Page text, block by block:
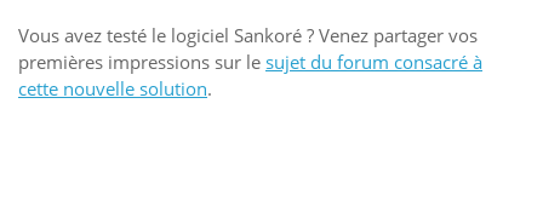
Vous avez testé le logiciel Sankoré ? Venez partager vos
premières impressions sur le sujet du forum consacré à
cette nouvelle solution.